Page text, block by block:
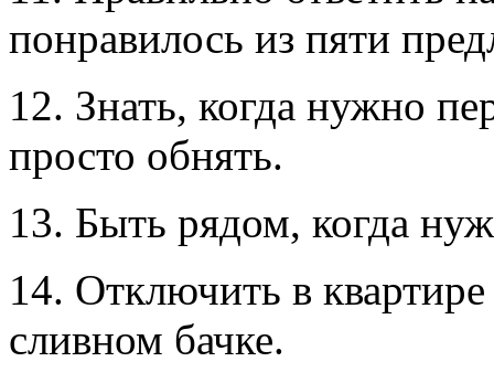
понравилось из пяти
12. Знать, когда нужно
просто обнять.
13. Быть рядом, когда
14. Отключить в
сливном бачке.